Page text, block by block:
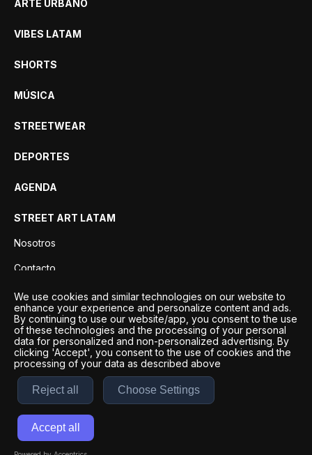
ARTE URBANO
VIBES LATAM
SHORTS
MÚSICA
STREETWEAR
DEPORTES
AGENDA
STREET ART LATAM
Nosotros
Contacto
Privacidad
Desarrollo por
Términos y condiciones
We use cookies and similar technologies on our website to
enhance your experience and personalize content and ads.
By continuing to use our website/app, you consent to the use
of these technologies and the processing of your personal
data for personalized and non-personalized advertising. By
clicking 'Accept', you consent to the use of cookies and the
processing of your data as described above
Reject all Choose Settings
Accept all